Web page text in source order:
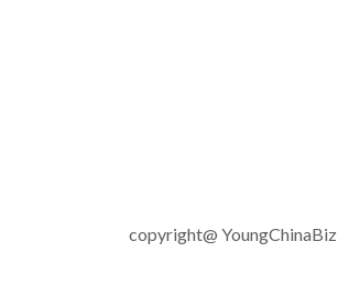
copyright@ YoungChinaBiz